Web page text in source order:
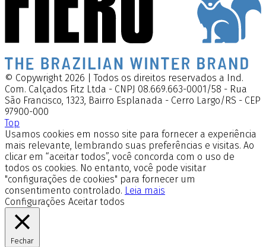
© Copywright 2026 | Todos os direitos reservados a Ind.
Com. Calçados Fitz Ltda - CNPJ 08.669.663-0001/58 - Rua
São Francisco, 1323, Bairro Esplanada - Cerro Largo/RS - CEP
97900-000
Top
Usamos cookies em nosso site para fornecer a experiência
mais relevante, lembrando suas preferências e visitas. Ao
clicar em “aceitar todos”, você concorda com o uso de
todos os cookies. No entanto, você pode visitar
"configurações de cookies" para fornecer um
consentimento controlado. Leia mais
Configurações Aceitar todos
Fechar